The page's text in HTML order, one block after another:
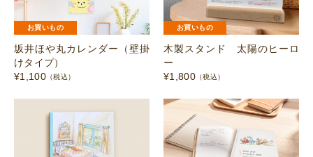
お買いもの
坂井ほや丸カレンダー（壁掛
けタイプ）
¥1,100 （税込）
お買いもの
木製スタンド 太陽のヒーロ
ー
¥1,800 （税込）